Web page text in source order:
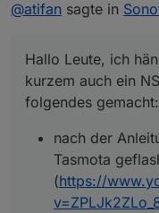
(https://
werden
möchte mir
angezeigt
"aktuelle PV-
Watt.
Ich blicke aber
"Popup-Pages"
realisieren.
Hat da jemand
Danke schon mal
@atifan sagte in
Hallo Leute, ich
kurzem auch ein
folgendes gemacht:
nach der
Tasmota
(https://